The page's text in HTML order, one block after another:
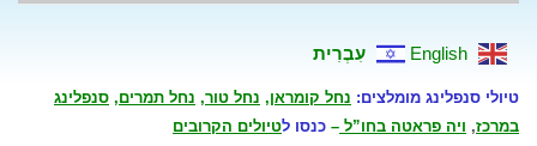
English עִבְרִית
טיולי סנפלינג מומלצים: נחל קומראן, נחל טור, נחל תמרים, סנפלינג
במרכז, ויה פראטה בחו”ל – כנסו לטיולים הקרובים